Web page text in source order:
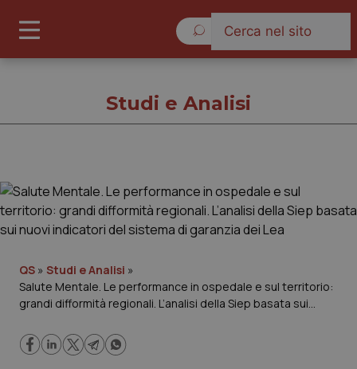
Cronache
Governo e Parlamento
Regioni e Asl
Lavoro e Professioni
Studi e Analisi
QS » Studi e Analisi »
Salute Mentale. Le performance in ospedale e sul territorio:
grandi difformità regionali. L’analisi della Siep basata sui